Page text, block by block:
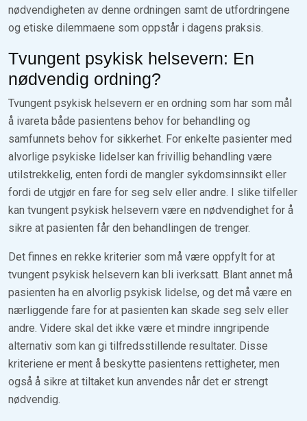
nødvendigheten av denne ordningen samt de utfordringene
og etiske dilemmaene som oppstår i dagens praksis.
Tvungent psykisk helsevern: En
nødvendig ordning?
Tvungent psykisk helsevern er en ordning som har som mål
å ivareta både pasientens behov for behandling og
samfunnets behov for sikkerhet. For enkelte pasienter med
alvorlige psykiske lidelser kan frivillig behandling være
utilstrekkelig, enten fordi de mangler sykdomsinnsikt eller
fordi de utgjør en fare for seg selv eller andre. I slike tilfeller
kan tvungent psykisk helsevern være en nødvendighet for å
sikre at pasienten får den behandlingen de trenger.
Det finnes en rekke kriterier som må være oppfylt for at
tvungent psykisk helsevern kan bli iverksatt. Blant annet må
pasienten ha en alvorlig psykisk lidelse, og det må være en
nærliggende fare for at pasienten kan skade seg selv eller
andre. Videre skal det ikke være et mindre inngripende
alternativ som kan gi tilfredsstillende resultater. Disse
kriteriene er ment å beskytte pasientens rettigheter, men
også å sikre at tiltaket kun anvendes når det er strengt
nødvendig.